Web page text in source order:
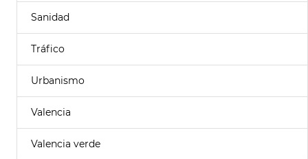
Sanidad
Tráfico
Urbanismo
Valencia
Valencia verde